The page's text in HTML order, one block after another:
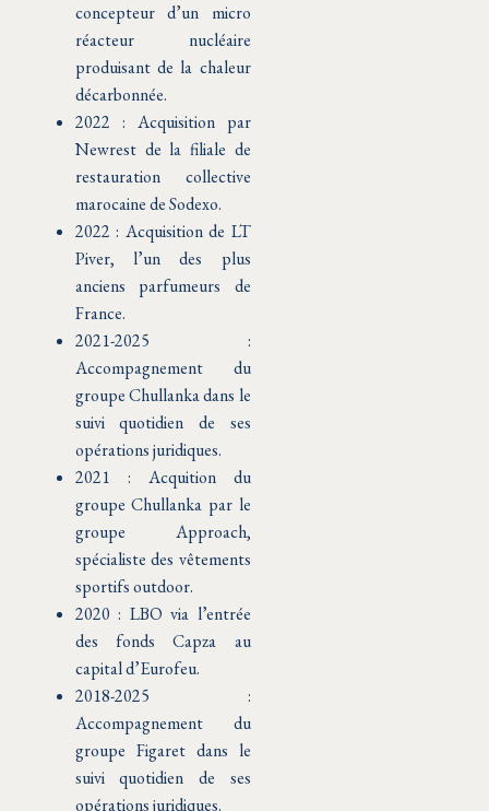
concepteur d’un micro
réacteur nucléaire
produisant de la chaleur
décarbonnée.
2022 : Acquisition par
Newrest de la filiale de
restauration collective
marocaine de Sodexo.
2022 : Acquisition de LT
Piver, l’un des plus
anciens parfumeurs de
France.
2021-2025 :
Accompagnement du
groupe Chullanka dans le
suivi quotidien de ses
opérations juridiques.
2021 : Acquition du
groupe Chullanka par le
groupe Approach,
spécialiste des vêtements
sportifs outdoor.
2020 : LBO via l’entrée
des fonds Capza au
capital d’Eurofeu.
2018-2025 :
Accompagnement du
groupe Figaret dans le
suivi quotidien de ses
opérations juridiques.